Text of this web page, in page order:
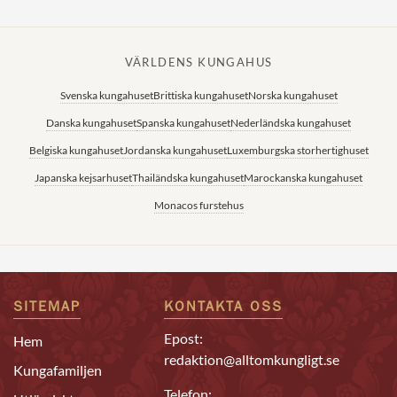
VÄRLDENS KUNGAHUS
Svenska kungahusetBrittiska kungahusetNorska kungahuset
Danska kungahusetSpanska kungahusetNederländska kungahuset
Belgiska kungahusetJordanska kungahusetLuxemburgska storhertighuset
Japanska kejsarhusetThailändska kungahusetMarockanska kungahuset
Monacos furstehus
SITEMAP
Hem
Kungafamiljen
KONTAKTA OSS
Epost:
redaktion@alltomkungligt.se